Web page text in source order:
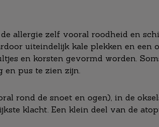
allergie zelf vooral roodheid en
uiteindelijk kale plekken en
en korsten gevormd worden.
pus te zien zijn.
rond de snoet en ogen), in de
klacht. Een klein deel van de